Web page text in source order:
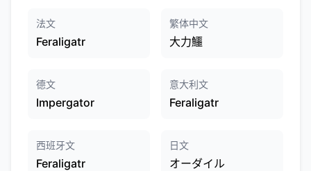
法文
Feraligatr
繁体中文
大力鱷
德文
Impergator
意大利文
Feraligatr
西班牙文
Feraligatr
日文
オーダイル